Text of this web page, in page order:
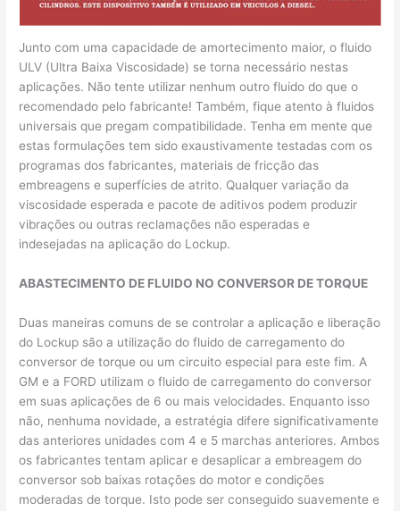
Junto com uma capacidade de amortecimento maior, o fluido
ULV (Ultra Baixa Viscosidade) se torna necessário nestas
aplicações. Não tente utilizar nenhum outro fluido do que o
recomendado pelo fabricante! Também, fique atento à fluidos
universais que pregam compatibilidade. Tenha em mente que
estas formulações tem sido exaustivamente testadas com os
programas dos fabricantes, materiais de fricção das
embreagens e superfícies de atrito. Qualquer variação da
viscosidade esperada e pacote de aditivos podem produzir
vibrações ou outras reclamações não esperadas e
indesejadas na aplicação do Lockup.
ABASTECIMENTO DE FLUIDO NO CONVERSOR DE TORQUE
Duas maneiras comuns de se controlar a aplicação e liberação
do Lockup são a utilização do fluido de carregamento do
conversor de torque ou um circuito especial para este fim. A
GM e a FORD utilizam o fluido de carregamento do conversor
em suas aplicações de 6 ou mais velocidades. Enquanto isso
não, nenhuma novidade, a estratégia difere significativamente
das anteriores unidades com 4 e 5 marchas anteriores. Ambos
os fabricantes tentam aplicar e desaplicar a embreagem do
conversor sob baixas rotações do motor e condições
moderadas de torque. Isto pode ser conseguido suavemente e